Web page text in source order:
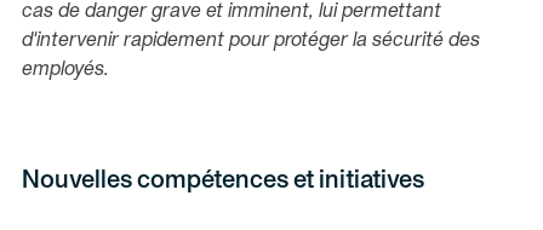
cas de danger grave et imminent, lui permettant
d'intervenir rapidement pour protéger la sécurité des
employés.
Nouvelles compétences et initiatives